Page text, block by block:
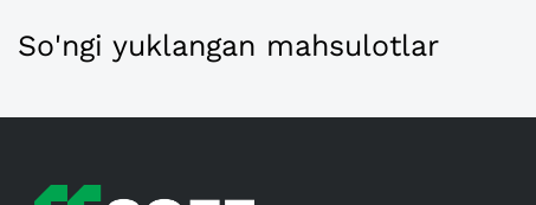
So'ngi yuklangan mahsulotlar